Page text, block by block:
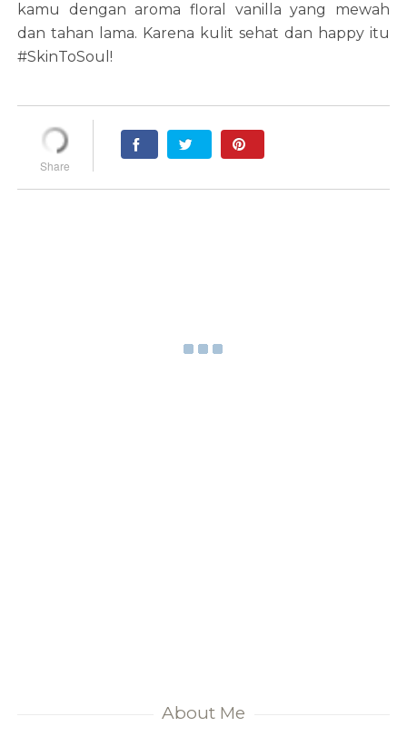
kamu dengan aroma floral vanilla yang mewah
dan tahan lama. Karena kulit sehat dan happy itu
#SkinToSoul!
About Me